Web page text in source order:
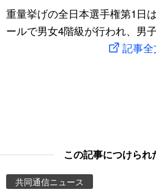
社会
スポーツ・東京2020
旅と暮らし
Images
暮らし
重量挙げの全日本選手権第1日
ールで男女4階級が行われ、男
記事全
この記事につけられ
共同通信ニュース